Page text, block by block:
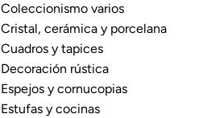
Coleccionismo varios
Cristal, cerámica y porcelana
Cuadros y tapices
Decoración rústica
Espejos y cornucopias
Estufas y cocinas